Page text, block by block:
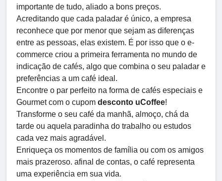
importante de tudo, aliado a bons preços.
Acreditando que cada paladar é único, a empresa
reconhece que por menor que sejam as diferenças
entre as pessoas, elas existem. É por isso que o e-
commerce criou a primeira ferramenta no mundo de
indicação de cafés, algo que combina o seu paladar e
preferências a um café ideal.
Encontre o par perfeito na forma de cafés especiais e
Gourmet com o cupom desconto uCoffee!
Transforme o seu café da manhã, almoço, chá da
tarde ou aquela paradinha do trabalho ou estudos
cada vez mais agradável.
Enriqueça os momentos de família ou com os amigos
mais prazeroso. afinal de contas, o café representa
uma experiência em sua vida.